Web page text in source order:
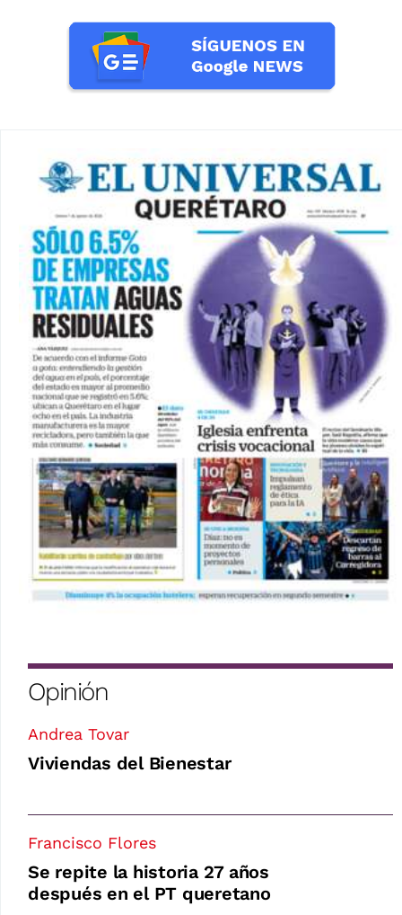
Opinión
Andrea Tovar
Viviendas del Bienestar
Francisco Flores
Se repite la historia 27 años
después en el PT queretano